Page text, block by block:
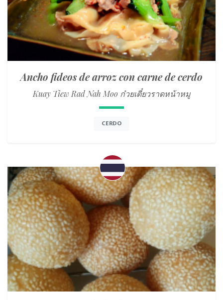
Ancho fideos de arroz con carne de cerdo
Kuay Tiew Rad Nah Moo ก๋วยเตี๋ยวราดหน้าหมู
CERDO